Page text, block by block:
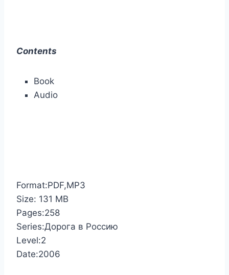
Contents
Book
Audio
Format:PDF,MP3
Size: 131 MB
Pages:258
Series:Дорога в Россию
Level:2
Date:2006